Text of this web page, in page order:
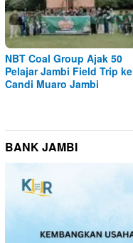
NBT Coal Group Ajak 50
Pelajar Jambi Field Trip ke
Candi Muaro Jambi
BANK JAMBI